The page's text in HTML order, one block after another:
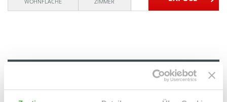
Doberschütz
Duisburg / Duissern Düsseldorf Düsseldorf / Benrath